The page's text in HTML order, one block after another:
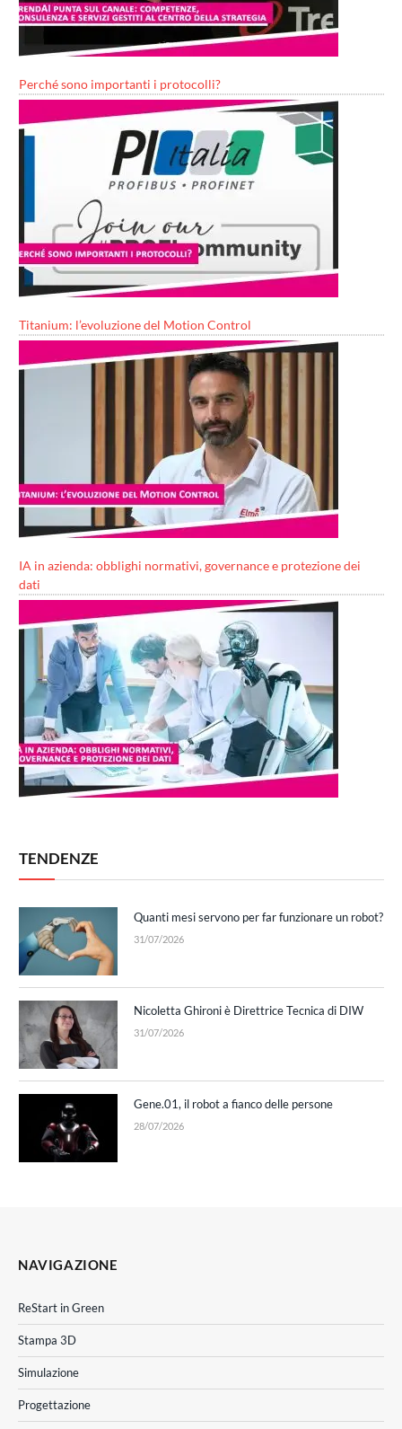
Perché sono importanti i protocolli?
Titanium: l’evoluzione del Motion Control
IA in azienda: obblighi normativi, governance e protezione dei
dati
TENDENZE
Quanti mesi servono per far funzionare un robot?
31/07/2026
Nicoletta Ghironi è Direttrice Tecnica di DIW
31/07/2026
Gene.01, il robot a fianco delle persone
28/07/2026
NAVIGAZIONE
ReStart in Green
Stampa 3D
Simulazione
Progettazione